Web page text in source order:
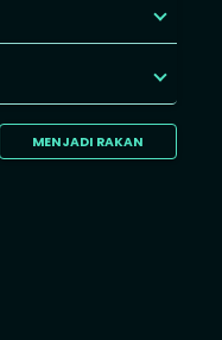
MENJADI RAKAN